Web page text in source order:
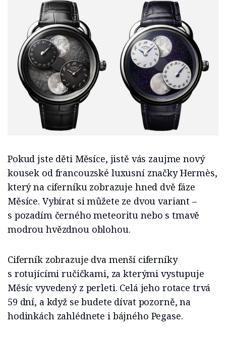
Pokud jste děti Měsíce, jistě vás zaujme nový
kousek od francouzské luxusní značky Hermès,
který na ciferníku zobrazuje hned dvě fáze
Měsíce. Vybírat si můžete ze dvou variant –
s pozadím černého meteoritu nebo s tmavě
modrou hvězdnou oblohou.
Ciferník zobrazuje dva menší ciferníky
s rotujícími ručičkami, za kterými vystupuje
Měsíc vyvedený z perleti. Celá jeho rotace trvá
59 dní, a když se budete dívat pozorně, na
hodinkách zahlédnete i bájného Pegase.